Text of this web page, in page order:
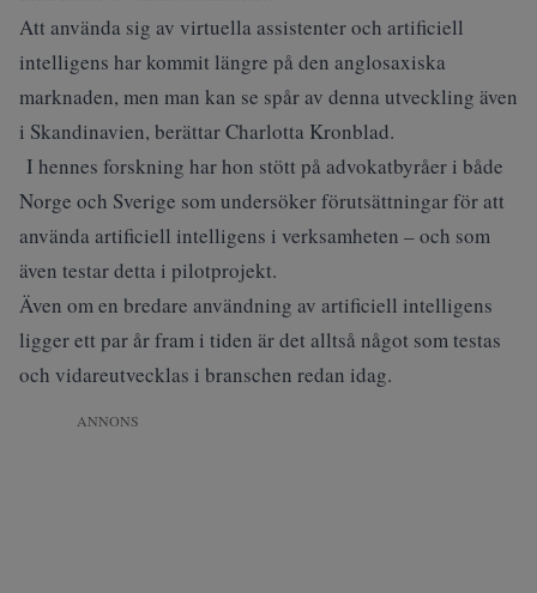
Att använda sig av virtuella assistenter och artificiell
intelligens har kommit längre på den anglosaxiska
marknaden, men man kan se spår av denna utveckling även
i Skandinavien, berättar Charlotta Kronblad.
I hennes forskning har hon stött på advokatbyråer i både
Norge och Sverige som undersöker förutsättningar för att
använda artificiell intelligens i verksamheten – och som
även testar detta i pilotprojekt.
Även om en bredare användning av artificiell intelligens
ligger ett par år fram i tiden är det alltså något som testas
och vidareutvecklas i branschen redan idag.
ANNONS